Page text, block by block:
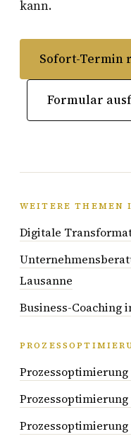
kann.
Sofort-Termin
Formular
WEITERE THEMEN
Digitale
Lausanne
Business-Coaching
Prozessoptimierung